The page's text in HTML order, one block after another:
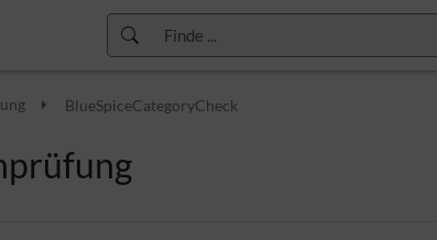
BlueSpiceCategoryCheck